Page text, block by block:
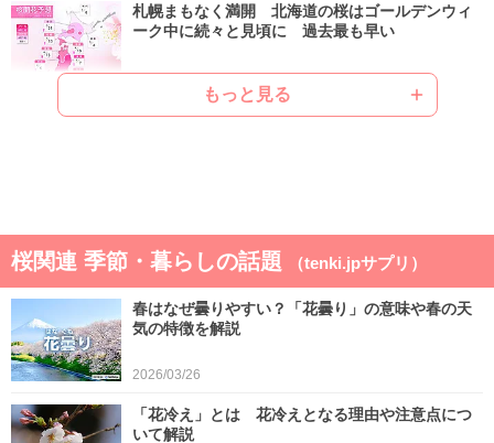
もっと見る
札幌まもなく満開 北海道の桜はゴールデンウィ
ーク中に続々と見頃に 過去最も早い
2026/04/22
ゴールデンウィークは晴れと雨が交互 晴れると
気象予報士の解説をもっと見る
桜関連 季節・暮らしの話題 （tenki.jpサプリ）
春はなぜ曇りやすい？「花曇り」の意味や春の天
気の特徴を解説
2026/03/26
「花冷え」とは 花冷えとなる理由や注意点につ
いて解説